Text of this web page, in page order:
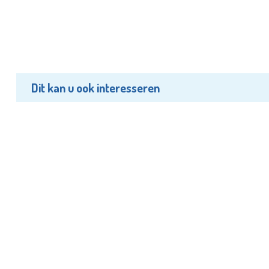
Dit kan u ook interesseren